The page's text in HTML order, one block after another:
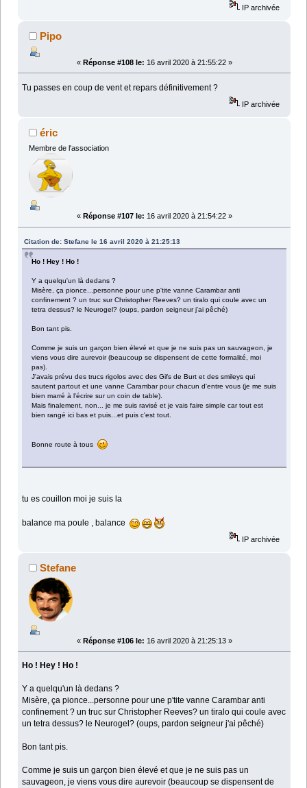
IP archivée
Pipo
« Réponse #108 le: 16 avril 2020 à 21:55:22 »
Tu passes en coup de vent et repars définitivement ?
IP archivée
éric
Membre de l'association
« Réponse #107 le: 16 avril 2020 à 21:54:22 »
Citation de: Stefane le 16 avril 2020 à 21:25:13
Ho ! Hey ! Ho !
Y a quelqu'un là dedans ?
Misère, ça pionce...personne pour une p'tite vanne Carambar anti
confinement ? un truc sur Christopher Reeves? un tiralo qui coule avec un
tetra dessus? le Neurogel? (oups, pardon seigneur j'ai pêché)
Bon tant pis.
Comme je suis un garçon bien élevé et que je ne suis pas un sauvageon, je
viens vous dire aurevoir (beaucoup se dispensent de cette formalité, moi
pas).
J'avais prévu des trucs rigolos avec des Gifs de Burt et des smileys qui
sautent partout et une vanne Carambar pour chacun d'entre vous (je me suis
bien marré à l'écrire sur un coin de table).
Mais finalement, non... je me suis ravisé et je vais faire simple car tout est
bien rangé ici bas et puis...et puis c'est tout.
Bonne route à tous
tu es couillon moi je suis la
balance ma poule , balance
IP archivée
Stefane
« Réponse #106 le: 16 avril 2020 à 21:25:13 »
Ho ! Hey ! Ho !
Y a quelqu'un là dedans ?
Misère, ça pionce...personne pour une p'tite vanne Carambar anti
confinement ? un truc sur Christopher Reeves? un tiralo qui coule avec
un tetra dessus? le Neurogel? (oups, pardon seigneur j'ai pêché)
Bon tant pis.
Comme je suis un garçon bien élevé et que je ne suis pas un
sauvageon, je viens vous dire aurevoir (beaucoup se dispensent de